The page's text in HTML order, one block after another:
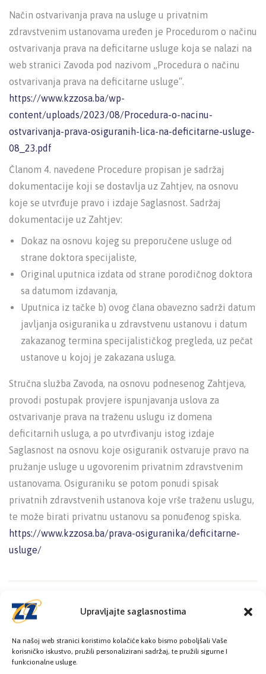
Upravljajte saglasnostima
Na našoj web stranici koristimo kolačiće kako bismo poboljšali Vaše
korisničko iskustvo, pružili personalizirani sadržaj, te pružili sigurne I
funkcionalne usluge.
Način ostvarivanja prava na usluge u privatnim
zdravstvenim ustanovama uređen je Procedurom o načinu
ostvarivanja prava na deficitarne usluge koja se nalazi na
web stranici Zavoda pod nazivom „Procedura o načinu
ostvarivanja prava na deficitarne usluge“.
https://www.kzzosa.ba/wp-
content/uploads/2023/08/Procedura-o-nacinu-
ostvarivanja-prava-osiguranih-lica-na-deficitarne-usluge-
08_23.pdf
Članom 4. navedene Procedure propisan je sadržaj
dokumentacije koji se dostavlja uz Zahtjev, na osnovu
koje se utvrđuje pravo i izdaje Saglasnost. Sadržaj
dokumentacije uz Zahtjev:
Dokaz na osnovu kojeg su preporučene usluge od
strane doktora specijaliste,
Original uputnica izdata od strane porodičnog doktora
sa datumom izdavanja,
Uputnica iz tačke b) ovog člana obavezno sadrži datum
javljanja osiguranika u zdravstvenu ustanovu i datum
zakazanog termina specijalističkog pregleda, uz pečat
ustanove u kojoj je zakazana usluga.
Stručna služba Zavoda, na osnovu podnesenog Zahtjeva,
provodi postupak provjere ispunjavanja uslova za
ostvarivanje prava na traženu uslugu iz domena
deficitarnih usluga, a po utvrđivanju istog izdaje
Saglasnost na osnovu koje osiguranik ostvaruje pravo na
pružanje usluge u ugovorenim privatnim zdravstvenim
ustanovama. Osiguraniku se potom ponudi spisak
privatnih zdravstvenih ustanova koje vrše traženu uslugu,
te može birati privatnu ustanovu sa ponuđenog spiska.
https://www.kzzosa.ba/prava-osiguranika/deficitarne-
usluge/